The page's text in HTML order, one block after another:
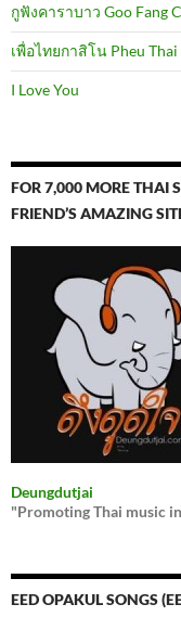
กูฟังคาราบาว Goo Fang
เพื่อไทยกาสิโน Pheu Thai
I Love You
FOR 7,000 MORE THAI
FRIEND’S AMAZING
Deungdutjai
"Promoting Thai music
EED OPAKUL SONGS